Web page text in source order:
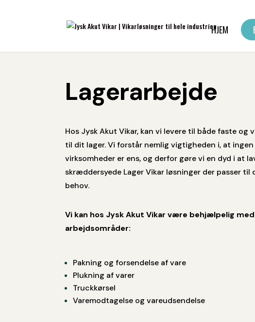
HJEM
Lagerarbejde
Hos Jysk Akut Vikar, kan vi levere til både faste og
til dit lager. Vi forstår nemlig vigtigheden i, at
virksomheder er ens, og derfor gøre vi en dyd i at
skræddersyede Lager Vikar løsninger der passer til
behov.
Vi kan hos Jysk Akut Vikar være behjælpelig
arbejdsområder:
Pakning og forsendelse af vare
Plukning af varer
Truckkørsel
Varemodtagelse og vareudsendelse